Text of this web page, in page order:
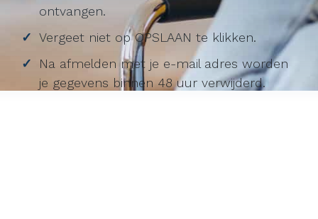
ontvangen.
Vergeet niet op OPSLAAN te klikken.
Na afmelden met je e-mail adres worden
je gegevens binnen 48 uur verwijderd.